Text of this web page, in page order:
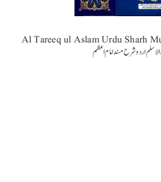
Al Tareeq ul Aslam Urdu Sharh
اردو شرح مسند امام اعظم